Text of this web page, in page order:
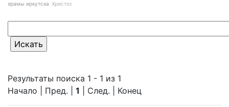
храмы иркутска Христос
Результаты поиска 1 - 1 из 1
Начало | Пред. | 1 | След. | Конец